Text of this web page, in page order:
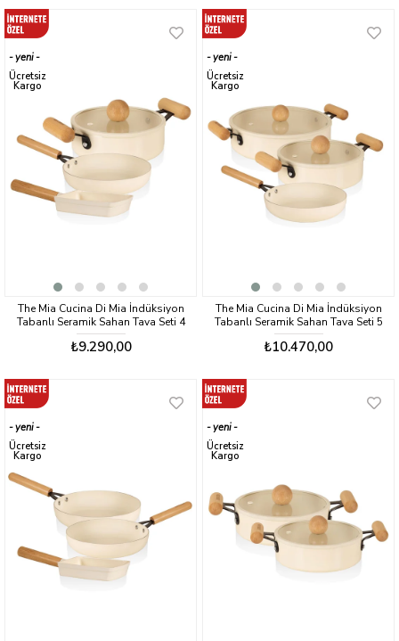
The Mia Cucina Di Mia İndüksiyon
Tabanlı Seramik Sahan Tava Seti 4
Parça
₺9.290,00
yeni
ürün
Ücretsiz
Kargo
The Mia Cucina Di Mia İndüksiyon
Tabanlı Seramik Sahan Tava Seti 5
Parça
₺10.470,00
yeni
ürün
Ücretsiz
Kargo
yeni
ürün
Ücretsiz
Kargo
yeni
ürün
Ücretsiz
Kargo